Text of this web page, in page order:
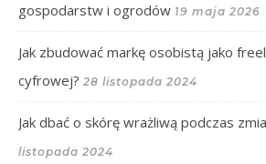
gospodarstw i ogrodów 19 maja 2026
Jak zbudować markę osobistą jako
cyfrowej? 28 listopada 2024
Jak dbać o skórę wrażliwą podczas
listopada 2024